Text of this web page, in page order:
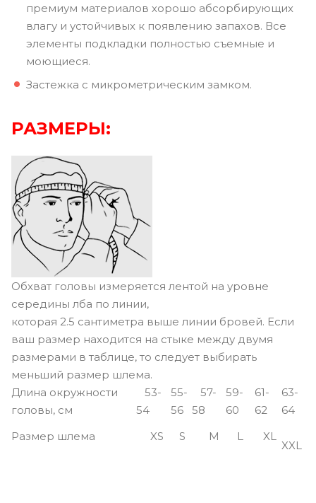
премиум материалов хорошо абсорбирующих
влагу и устойчивых к появлению запахов. Все
элементы подкладки полностью съемные и
моющиеся.
Застежка с микрометрическим замком.
РАЗМЕРЫ:
Обхват головы измеряется лентой на уровне
середины лба по линии,
которая 2.5 сантиметра выше линии бровей. Если
ваш размер находится на стыке между двумя
размерами в таблице, то следует выбирать
меньший размер шлема.
Длина окружности
головы, см
53-
54
55-
56
57-
58
59-
60
61-
62
63-
64
Размер шлема
XS S M L XL
XXL